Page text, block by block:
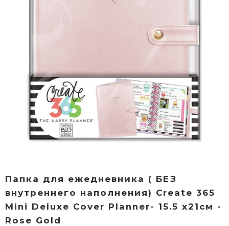
Папка для ежедневника ( БЕЗ
внутреннего наполнения) Create 365
Mini Deluxe Cover Planner- 15.5 х21см -
Rose Gold